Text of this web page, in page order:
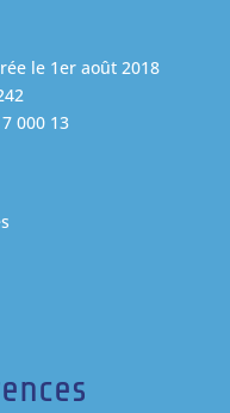
le 1er août 2018
000 13